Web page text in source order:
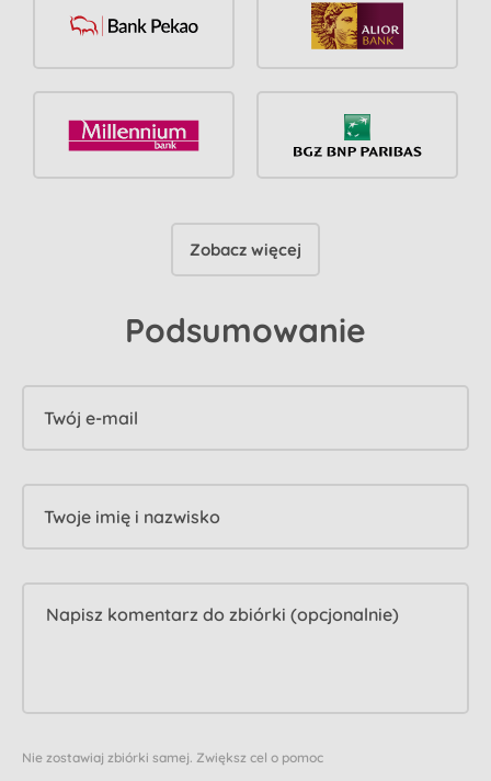
Zobacz więcej
Podsumowanie
Twój e-mail
Twoje imię i nazwisko
Nie zostawiaj zbiórki samej. Zwiększ cel o pomoc